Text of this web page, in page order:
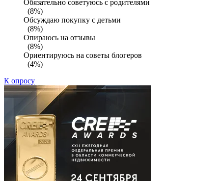
Обязательно советуюсь с родителями
(8%)
Обсуждаю покупку с детьми
(8%)
Опираюсь на отзывы
(8%)
Ориентируюсь на советы блогеров
(4%)
К опросу